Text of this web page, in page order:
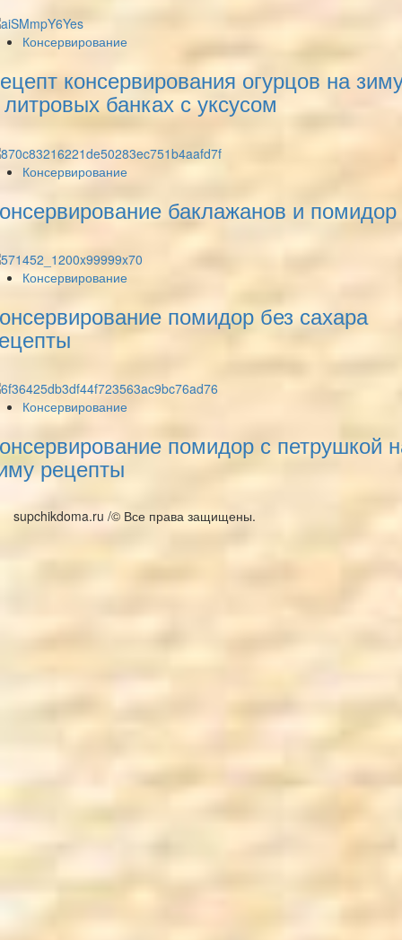
Консервирование
консервирования огурцов на
банках с уксусом
Консервирование
баклажанов и помидор
Консервирование
помидор без сахара
Консервирование
помидор с петрушкой
рецепты
supchikdoma.ru /© Все права защищены.